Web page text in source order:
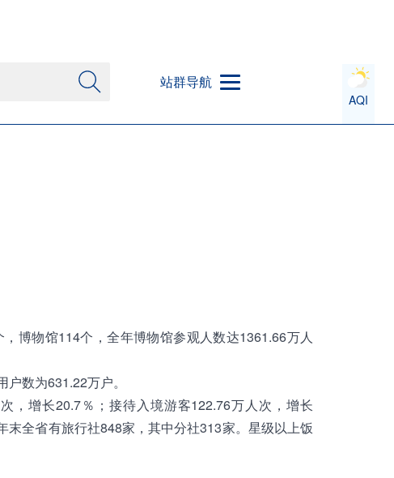
站群导航
AQI
博物馆114个，全年博物馆参观人数达1361.66万人
数为631.22万户。
，增长20.7％；接待入境游客122.76万人次，增长
全省有旅行社848家，其中分社313家。星级以上饭